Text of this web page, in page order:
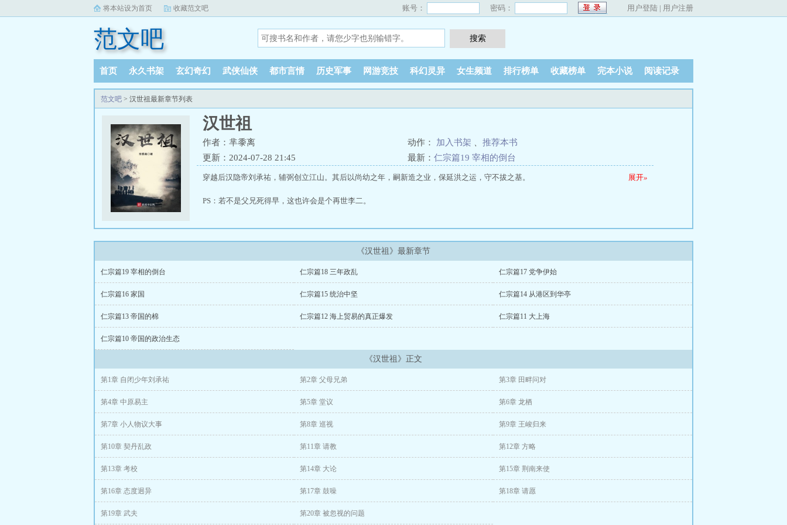
将本站设为首页 收藏范文吧 账号： 密码： 用户登陆 | 用户注册
范文吧
首页 永久书架 玄幻奇幻 武侠仙侠 都市言情 历史军事 网游竞技 科幻灵异 女生频道 排行榜单 收藏榜单 完本小说 阅读记录
范文吧 > 汉世祖最新章节列表
汉世祖
作者：芈黍离 动作： 加入书架
推荐本书
更新：2024-07-28 21:45
最新： 仁宗篇19 宰相的倒台
展开»
穿越后汉隐帝刘承祐，辅弼创立江山。其后以尚幼之年，嗣新造之业，保延洪之运，守不拔之基。
PS：若不是父兄死得早，这也许会是个再世李二。
《汉世祖》最新章节
仁宗篇19 宰相的倒台 仁宗篇18 三年政乱 仁宗篇17 党争伊始
仁宗篇16 家国 仁宗篇15 统治中坚 仁宗篇14 从港区到华亭
仁宗篇13 帝国的棉 仁宗篇12 海上贸易的真正爆发 仁宗篇11 大上海
仁宗篇10 帝国的政治生态
《汉世祖》正文
第1章 自闭少年刘承祐 第2章 父母兄弟 第3章 田畔问对
第4章 中原易主 第5章 堂议 第6章 龙栖
第7章 小人物议大事 第8章 巡视 第9章 王峻归来
第10章 契丹乱政 第11章 请教 第12章 方略
第13章 考校 第14章 大论 第15章 荆南来使
第16章 态度迥异 第17章 鼓噪 第18章 请愿
第19章 武夫 第20章 被忽视的问题